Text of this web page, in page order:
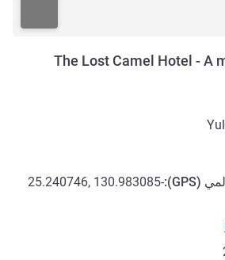
The Lost Camel Hotel - A
(
GPS
):
-25.240746, 130.983085